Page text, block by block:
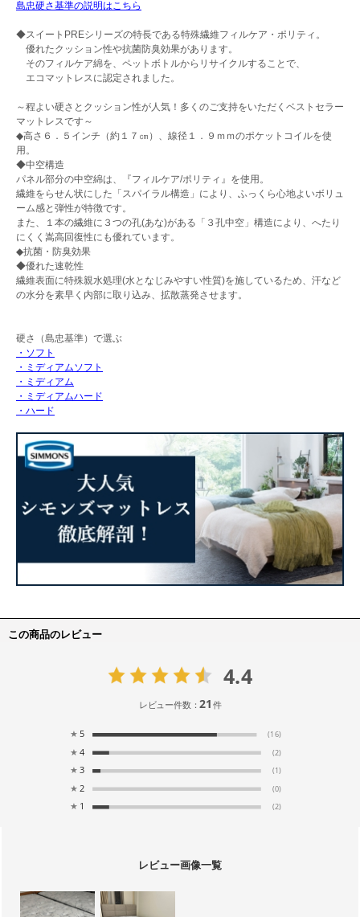
島忠硬さ基準の説明はこちら
◆スイートPREシリーズの特長である特殊繊維フィルケア・ポリティ。
優れたクッション性や抗菌防臭効果があります。
そのフィルケア綿を、ペットボトルからリサイクルすることで、
エコマットレスに認定されました。
～程よい硬さとクッション性が人気！多くのご支持をいただくベストセラー
マットレスです～
◆高さ６．５インチ（約１７㎝）、線径１．９ｍｍのポケットコイルを使
用。
◆中空構造
パネル部分の中空綿は、『フィルケア/ポリティ』を使用。
繊維をらせん状にした「スパイラル構造」により、ふっくら心地よいボリュ
ーム感と弾性が特徴です。
また、１本の繊維に３つの孔(あな)がある「３孔中空」構造により、へたり
にくく嵩高回復性にも優れています。
◆抗菌・防臭効果
◆優れた速乾性
繊維表面に特殊親水処理(水となじみやすい性質)を施しているため、汗など
の水分を素早く内部に取り込み、拡散蒸発させます。
硬さ（島忠基準）で選ぶ
・ソフト
・ミディアムソフト
・ミディアム
・ミディアムハード
・ハード
この商品のレビュー
4.4
レビュー件数：21件
★ 5 (16)
★ 4 (2)
★ 3 (1)
★ 2 (0)
★ 1 (2)
レビュー画像一覧